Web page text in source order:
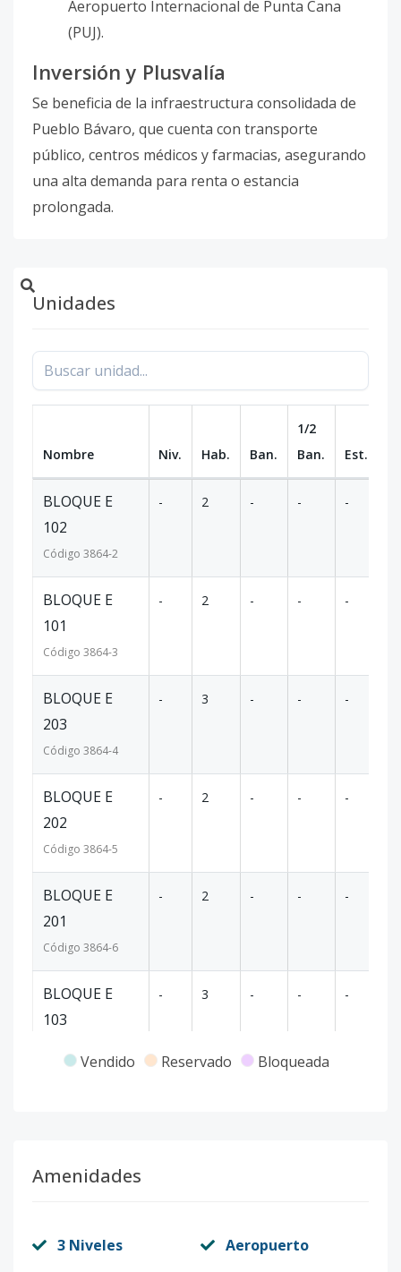
Aeropuerto Internacional de Punta Cana
(PUJ).
Inversión y Plusvalía
Se beneficia de la infraestructura consolidada de
Pueblo Bávaro, que cuenta con transporte
público, centros médicos y farmacias, asegurando
una alta demanda para renta o estancia
prolongada.
Unidades
Nombre Niv. Hab. Ban.
1/2
Ban.
Est.
BLOQUE E
102
Código 3864-2
- 2 - - -
BLOQUE E
101
Código 3864-3
- 2 - - -
BLOQUE E
203
Código 3864-4
- 3 - - -
BLOQUE E
202
Código 3864-5
- 2 - - -
BLOQUE E
201
Código 3864-6
- 2 - - -
BLOQUE E
103
- 3 - - -
Vendido Reservado Bloqueada
Amenidades
3 Niveles Aeropuerto